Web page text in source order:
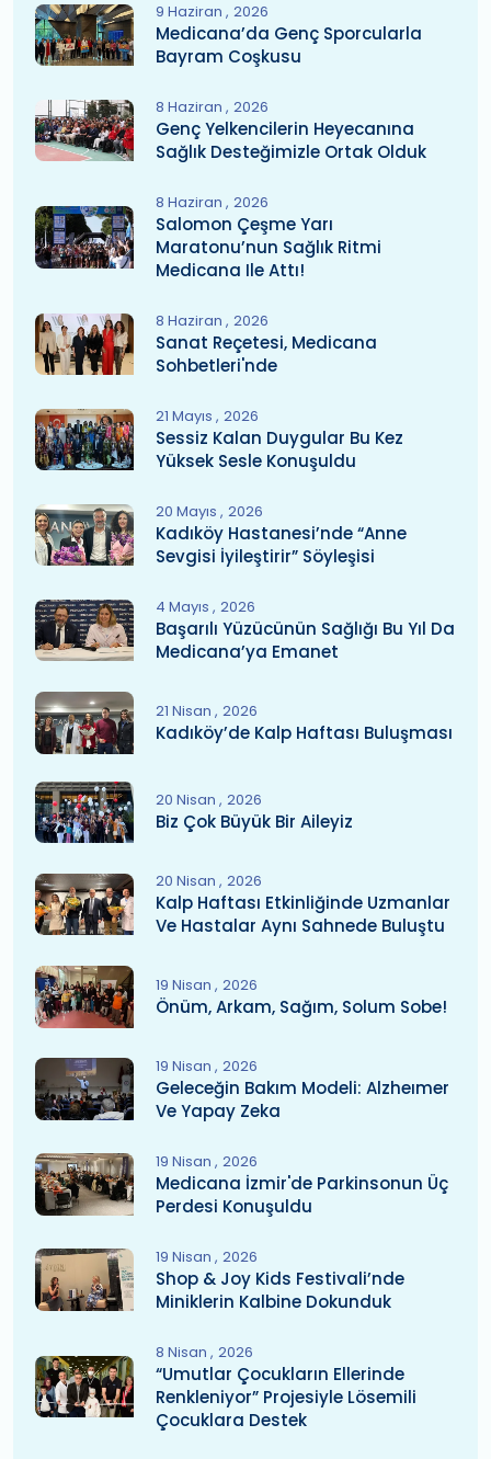
9 Haziran 2026
Medicana’da Genç Sporcularla
Bayram Coşkusu
8 Haziran 2026
Genç Yelkencilerin Heyecanına
Sağlık Desteğimizle Ortak Olduk
8 Haziran 2026
Salomon Çeşme Yarı
Maratonu’nun Sağlık Ritmi
Medicana Ile Attı!
8 Haziran 2026
Sanat Reçetesi, Medicana
Sohbetleri'nde
21 Mayıs 2026
Sessiz Kalan Duygular Bu Kez
Yüksek Sesle Konuşuldu
20 Mayıs 2026
Kadıköy Hastanesi’nde “Anne
Sevgisi İyileştirir” Söyleşisi
4 Mayıs 2026
Başarılı Yüzücünün Sağlığı Bu Yıl Da
Medicana’ya Emanet
21 Nisan 2026
Kadıköy’de Kalp Haftası Buluşması
20 Nisan 2026
Biz Çok Büyük Bir Aileyiz
20 Nisan 2026
Kalp Haftası Etkinliğinde Uzmanlar
Ve Hastalar Aynı Sahnede Buluştu
19 Nisan 2026
Önüm, Arkam, Sağım, Solum Sobe!
19 Nisan 2026
Geleceğin Bakım Modeli: Alzheımer
Ve Yapay Zeka
19 Nisan 2026
Medicana İzmir'de Parkinsonun Üç
Perdesi Konuşuldu
19 Nisan 2026
Shop & Joy Kids Festivali’nde
Miniklerin Kalbine Dokunduk
8 Nisan 2026
“Umutlar Çocukların Ellerinde
Renkleniyor” Projesiyle Lösemili
Çocuklara Destek